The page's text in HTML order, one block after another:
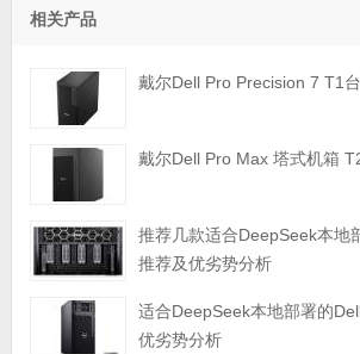
相关产品
戴尔Dell Pro Precision 7 T1
戴尔Dell Pro Max 塔式机箱
推荐几款适合DeepSeek本地
推荐及优劣势分析
适合DeepSeek本地部署的
优劣势分析